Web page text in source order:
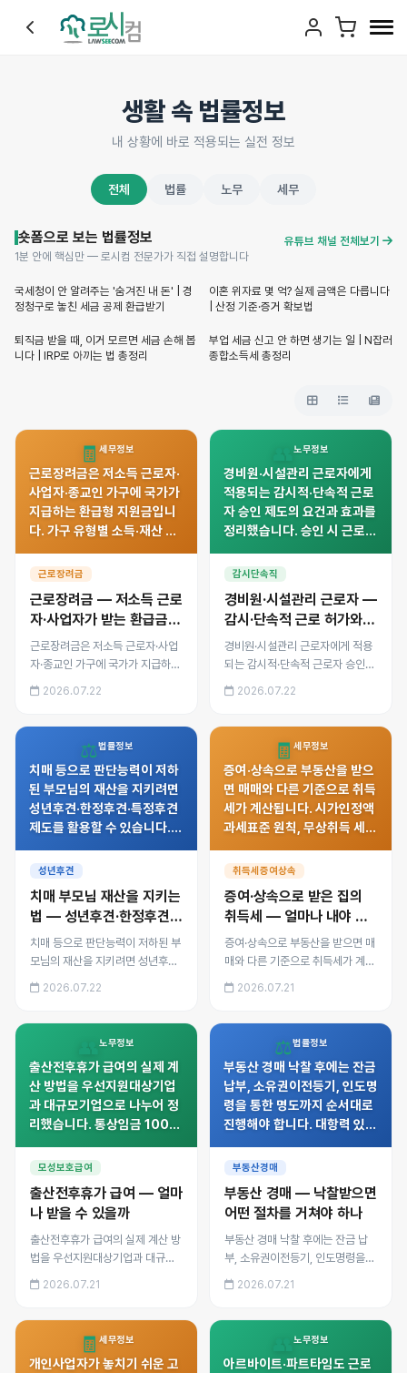
생활 속 법률정보
내 상황에 바로 적용되는 실전 정보
전체 법률 노무 세무
숏폼으로 보는 법률정보
유튜브 채널 전체보기
1분 안에 핵심만 — 로시컴 전문가가 직접 설명합니다
Shorts
국세청이 안 알려주는 '숨겨진 내 돈' | 경
정청구로 놓친 세금 공제 환급받기
Shorts
이혼 위자료 몇 억? 실제 금액은 다릅니다
| 산정 기준·증거 확보법
Shorts
퇴직금 받을 때, 이거 모르면 세금 손해 봅
니다 | IRP로 아끼는 법 총정리
Shorts
부업 세금 신고 안 하면 생기는 일 | N잡러
종합소득세 총정리
🧾 세무정보
근로장려금은 저소득 근로자·
사업자·종교인 가구에 국가가
지급하는 환급형 지원금입니
다. 가구 유형별 소득·재산 기
청 방법과 부정수급 시 환수·
근로장려금
근로장려금 — 저소득 근로
자·사업자가 받는 환급금
신청법
근로장려금은 저소득 근로자·사업
자·종교인 가구에 국가가 지급하는
환급형 지원금입니다. 가구 유형별
소득·재산 기준, 최대 지급액, 정기·
2026.07.22
노무정보
경비원·시설관리 근로자에게
적용되는 감시적·단속적 근로
자 승인 제도의 요건과 효과를
정리했습니다. 승인 시 근로시
최저임금은 그대로 적용된다
응하는 방법을 안내합니다.
감시단속직
경비원·시설관리 근로자 —
감시·단속적 근로 허가와
수당 기준
경비원·시설관리 근로자에게 적용
되는 감시적·단속적 근로자 승인
제도의 요건과 효과를 정리했습니
다. 승인 시 근로시간·휴게 규정 적
에 대응하는 방법을 안내합니다.
2026.07.22
⚖️법률정보
치매 등으로 판단능력이 저하
된 부모님의 재산을 지키려면
성년후견·한정후견·특정후견
제도를 활용할 수 있습니다.
차, 재산관리 권한 범위, 후견
약까지 정리했습니다.
성년후견
치매 부모님 재산을 지키는
법 — 성년후견·한정후견
제도
치매 등으로 판단능력이 저하된 부
모님의 재산을 지키려면 성년후견·
한정후견·특정후견 제도를 활용할
수 있습니다. 유형별 차이, 후견인
까지 정리했습니다.
2026.07.22
🧾 세무정보
증여·상속으로 부동산을 받으
면 매매와 다른 기준으로 취득
세가 계산됩니다. 시가인정액
과세표준 원칙, 무상취득 세율
례, 자진신고 기한까지 실제
취득세증여상속
증여·상속으로 받은 집의
취득세 — 얼마나 내야 할
까
증여·상속으로 부동산을 받으면 매
매와 다른 기준으로 취득세가 계산
됩니다. 시가인정액 과세표준 원
칙, 무상취득 세율 구간, 1세대 1주
2026.07.21
노무정보
출산전후휴가 급여의 실제 계
산 방법을 우선지원대상기업
과 대규모기업으로 나누어 정
리했습니다. 통상임금 100%
회사부담·나머지 고용보험 지
특례를 안내합니다.
모성보호급여
출산전후휴가 급여 — 얼마
나 받을 수 있을까
출산전후휴가 급여의 실제 계산 방
법을 우선지원대상기업과 대규모
기업으로 나누어 정리했습니다. 통
상임금 100% 지급 원칙과 월 상
아 특례를 안내합니다.
2026.07.21
⚖️법률정보
부동산 경매 낙찰 후에는 잔금
납부, 소유권이전등기, 인도명
령을 통한 명도까지 순서대로
진행해야 합니다. 대항력 있는
도소송의 차이, 명도 실무 절
부동산경매
부동산 경매 — 낙찰받으면
어떤 절차를 거쳐야 하나
부동산 경매 낙찰 후에는 잔금 납
부, 소유권이전등기, 인도명령을
통한 명도까지 순서대로 진행해야
합니다. 대항력 있는 임차인 확인
2026.07.21
🧾 세무정보
개인사업자가 놓치기 쉬운 고
노무정보
아르바이트·파트타임도 근로